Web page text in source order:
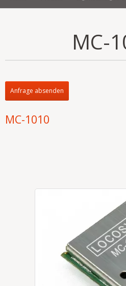
MC-
Anfrage absenden
MC-1010